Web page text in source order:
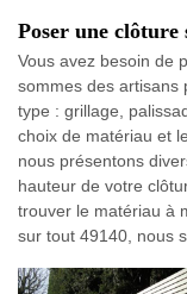
Poser une clôture
Vous avez besoin de
sommes des artisans
type : grillage,
choix de matériau et
nous présentons
hauteur de votre
trouver le matériau à
sur tout 49140, nous